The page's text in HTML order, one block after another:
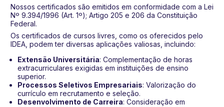
Nossos certificados são emitidos em conformidade com a Lei
Nº 9.394/1996 (Art. 1º); Artigo 205 e 206 da Constituição
Federal.
Os certificados de cursos livres, como os oferecidos pelo
IDEA, podem ter diversas aplicações valiosas, incluindo:
Extensão Universitária: Complementação de horas
extracurriculares exigidas em instituições de ensino
superior.
Processos Seletivos Empresariais: Valorização do
currículo em recrutamento e seleção.
Desenvolvimento de Carreira: Consideração em